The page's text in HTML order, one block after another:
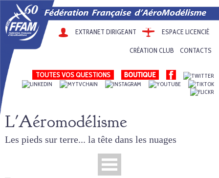
EXTRANET DIRIGEANT ESPACE LICENCIÉ
CRÉATION CLUB CONTACTS
TOUTES VOS QUESTIONS
L'Aéromodélisme
Les pieds sur terre... la tête dans les nuages